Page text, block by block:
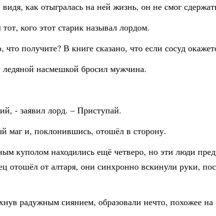
как отыгралась на ней жизнь, он не смог
кого этот старик называл лордом.
получите? В книге сказано, что если сосуд
насмешкой бросил мужчина.
- заявил лорд. – Приступай.
маг и, поклонившись, отошёл в сторону.
куполом находились ещё четверо, но эти люди
отошёл от алтаря, они синхронно вскинули руки,
радужным сиянием, образовали нечто, похожее на